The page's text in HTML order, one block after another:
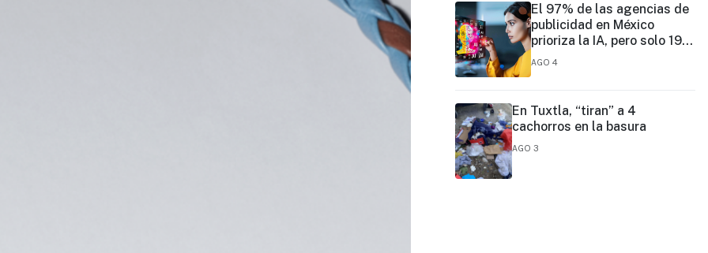
El 97% de las agencias de
publicidad en México
prioriza la IA, pero solo 19%
ejerce un liderazgo formal
AGO 4
En Tuxtla, “tiran” a 4
cachorros en la basura
AGO 3